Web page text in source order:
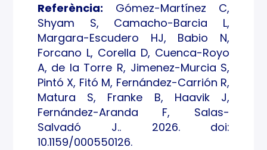
Referència: Gómez-Martínez C,
Shyam S, Camacho-Barcia L,
Margara-Escudero HJ, Babio N,
Forcano L, Corella D, Cuenca-Royo
A, de la Torre R, Jimenez-Murcia S,
Pintó X, Fitó M, Fernández-Carrión R,
Matura S, Franke B, Haavik J,
Fernández-Aranda F, Salas-
Salvadó J.. 2026. doi:
10.1159/000550126.